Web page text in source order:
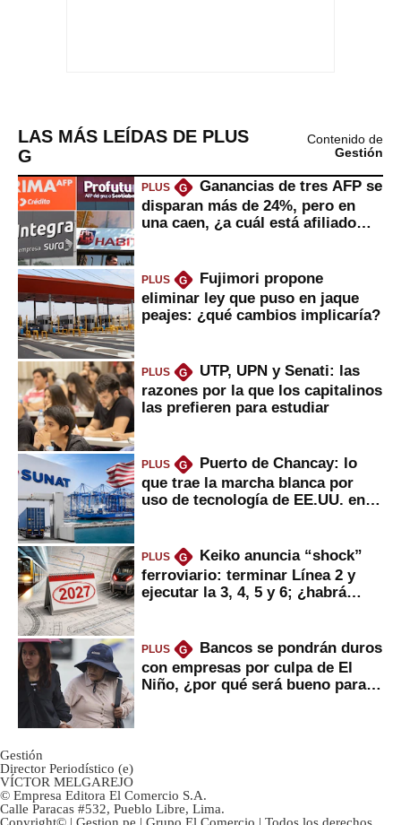
LAS MÁS LEÍDAS DE PLUS
G
Contenido de
Gestión
PLUS G
Ganancias de tres AFP se
disparan más de 24%, pero en
una caen, ¿a cuál está afiliado
PLUS G
Fujimori propone
eliminar ley que puso en jaque
peajes: ¿qué cambios implicaría?
PLUS G
UTP, UPN y Senati: las
razones por la que los capitalinos
las prefieren para estudiar
PLUS G
Puerto de Chancay: lo
que trae la marcha blanca por
uso de tecnología de EE.UU. en
PLUS G
Keiko anuncia “shock”
ferroviario: terminar Línea 2 y
ejecutar la 3, 4, 5 y 6; ¿habrá
PLUS G
Bancos se pondrán duros
con empresas por culpa de El
Niño, ¿por qué será bueno para
Gestión
Director Periodístico (e)
VÍCTOR MELGAREJO
© Empresa Editora El Comercio S.A.
Calle Paracas #532, Pueblo Libre, Lima.